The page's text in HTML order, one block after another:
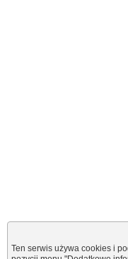
Ten serwis używa cookies i